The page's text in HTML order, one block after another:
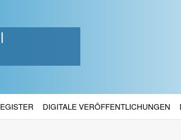
DIGITALE VERÖFFENTLICHUNGEN